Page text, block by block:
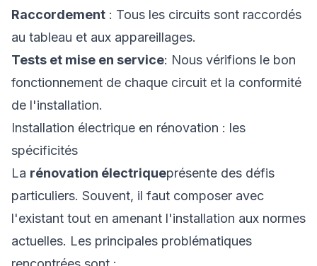
Raccordement : Tous les circuits sont raccordés
au tableau et aux appareillages.
Tests et mise en service: Nous vérifions le bon
fonctionnement de chaque circuit et la conformité
de l'installation.
Installation électrique en rénovation : les
spécificités
La rénovation électriqueprésente des défis
particuliers. Souvent, il faut composer avec
l'existant tout en amenant l'installation aux normes
actuelles. Les principales problématiques